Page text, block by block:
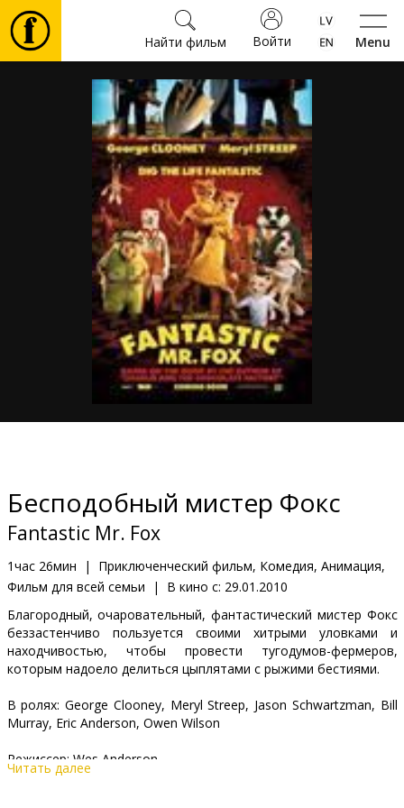
Menu
Войти
Найти фильм
Фильмы
Билеты
Культура
Мероприятия
Новости
Подарки
Клуб
Бесподобный мистер Фокс
Fantastic Mr. Fox
1час 26мин |
Приключенческий фильм, Комедия, Анимация,
Фильм для всей семьи
| В кино с: 29.01.2010
Благородный, очаровательный, фантастический мистер Фокс
беззастенчиво пользуется своими хитрыми уловками и
находчивостью, чтобы провести тугодумов-фермеров,
которым надоело делиться цыплятами с рыжими бестиями.
В ролях: George Clooney, Meryl Streep, Jason Schwartzman, Bill
Murray, Eric Anderson, Owen Wilson
Режиссер: Wes Anderson
Читать далее